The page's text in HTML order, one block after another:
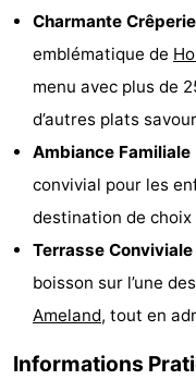
Musées
-
Monuments
Églises
Moulins
Points
vue
Attractions
Croisières
Fermes
-
Charmante
emblématique de
menu avec plus de
d’autres plats
Ambiance Familiale
convivial pour les
destination de
Terrasse Conviviale
boisson sur l’une
Ameland, tout en
Informations